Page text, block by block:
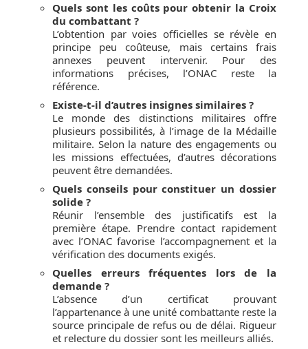
Quels sont les coûts pour obtenir la Croix
du combattant ?
L’obtention par voies officielles se révèle en
principe peu coûteuse, mais certains frais
annexes peuvent intervenir. Pour des
informations précises, l’ONAC reste la
référence.
Existe-t-il d’autres insignes similaires ?
Le monde des distinctions militaires offre
plusieurs possibilités, à l’image de la Médaille
militaire. Selon la nature des engagements ou
les missions effectuées, d’autres décorations
peuvent être demandées.
Quels conseils pour constituer un dossier
solide ?
Réunir l’ensemble des justificatifs est la
première étape. Prendre contact rapidement
avec l’ONAC favorise l’accompagnement et la
vérification des documents exigés.
Quelles erreurs fréquentes lors de la
demande ?
L’absence d’un certificat prouvant
l’appartenance à une unité combattante reste la
source principale de refus ou de délai. Rigueur
et relecture du dossier sont les meilleurs alliés.